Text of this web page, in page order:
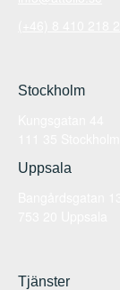
Stockholm
Uppsala
Tjänster